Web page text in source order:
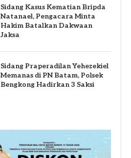
Sidang Kasus Kematian Bripda
Natanael, Pengacara Minta
Hakim Batalkan Dakwaan
Jaksa
Sidang Praperadilan Yehezekiel
Memanas di PN Batam, Polsek
Bengkong Hadirkan 3 Saksi